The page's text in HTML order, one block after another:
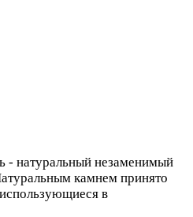
- натуральный незаменимый
камнем принято
в